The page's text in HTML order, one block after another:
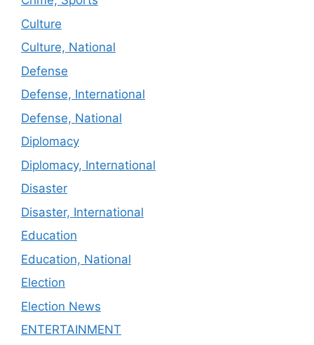
Culture
Culture, National
Defense
Defense, International
Defense, National
Diplomacy
Diplomacy, International
Disaster
Disaster, International
Education
Education, National
Election
Election News
ENTERTAINMENT